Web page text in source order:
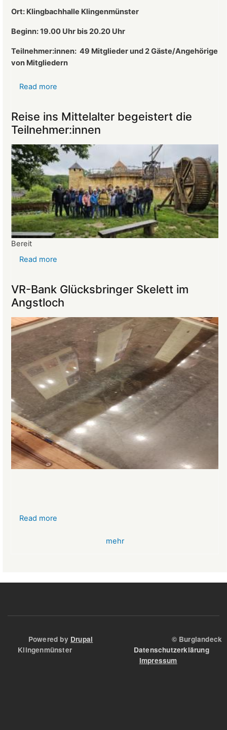
Vorsitzender
des
Ort: Klingbachhalle Klingenmünster
Beginn: 19.00 Uhr bis 20.20 Uhr
Teilnehmer:innen: 49 Mitglieder und 2 Gäste/Angehörige
von Mitgliedern
Read more
Mitgliederversammlung
vom
26.03.2025
Reise ins Mittelalter begeistert die
Teilnehmer:innen
Bereit
Read more
Mittelalter
begeistert
die
Teilnehmer:innen
VR-Bank Glücksbringer Skelett im
Angstloch
Read more
mehr
Powered by Drupal © Burglandeck
Klingenmünster Datenschutzerklärung
Impressum